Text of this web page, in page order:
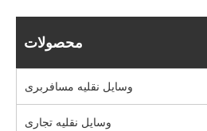
محصولات
وسایل نقلیه مسافربری
وسایل نقلیه تجاری